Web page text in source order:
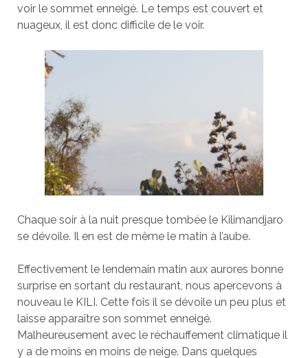
voir le sommet enneigé. Le temps est couvert et
nuageux, il est donc difficile de le voir.
Chaque soir à la nuit presque tombée le Kilimandjaro
se dévoile. Il en est de même le matin à l’aube.
Effectivement le lendemain matin aux aurores bonne
surprise en sortant du restaurant, nous apercevons à
nouveau le KILI. Cette fois il se dévoile un peu plus et
laisse apparaître son sommet enneigé.
Malheureusement avec le réchauffement climatique il
y a de moins en moins de neige. Dans quelques